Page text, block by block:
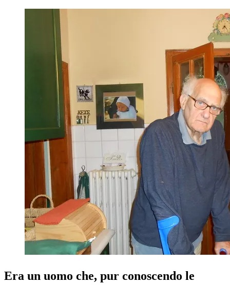
Era un uomo che, pur conoscendo le